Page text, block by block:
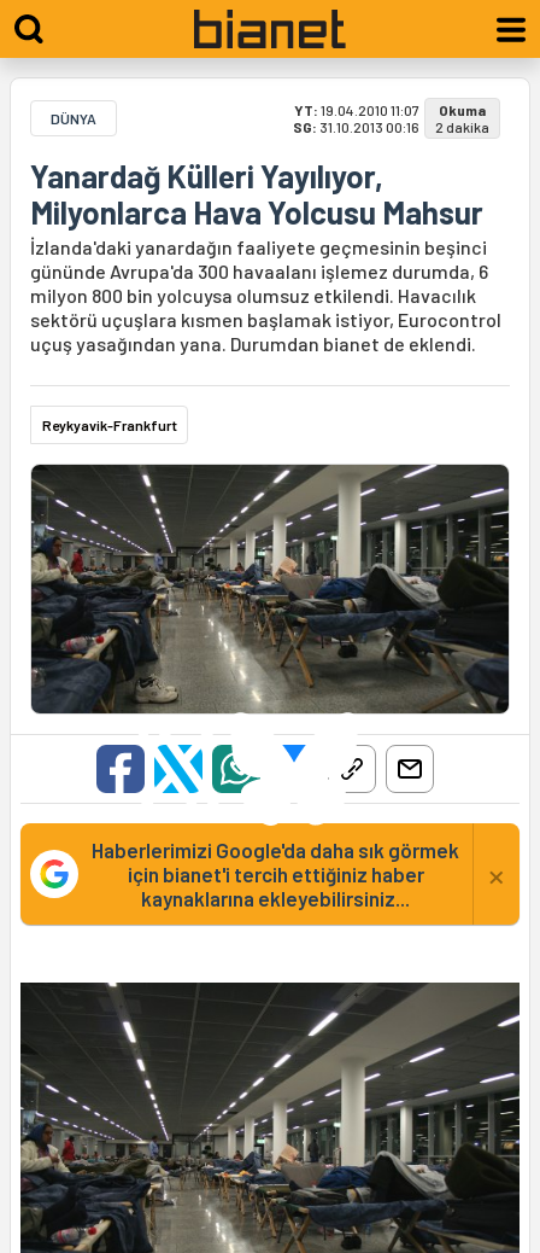
DÜNYA YT: 19.04.2010 11:07
SG: 31.10.2013 00:16
Okuma
2 dakika
Yanardağ Külleri Yayılıyor,
Milyonlarca Hava Yolcusu Mahsur
İzlanda'daki yanardağın faaliyete geçmesinin beşinci
gününde Avrupa'da 300 havaalanı işlemez durumda, 6
milyon 800 bin yolcuysa olumsuz etkilendi. Havacılık
sektörü uçuşlara kısmen başlamak istiyor, Eurocontrol
uçuş yasağından yana. Durumdan bianet de eklendi.
Reykyavik-Frankfurt
Haberlerimizi Google'da daha sık görmek
için bianet'i tercih ettiğiniz haber
kaynaklarına ekleyebilirsiniz...
×